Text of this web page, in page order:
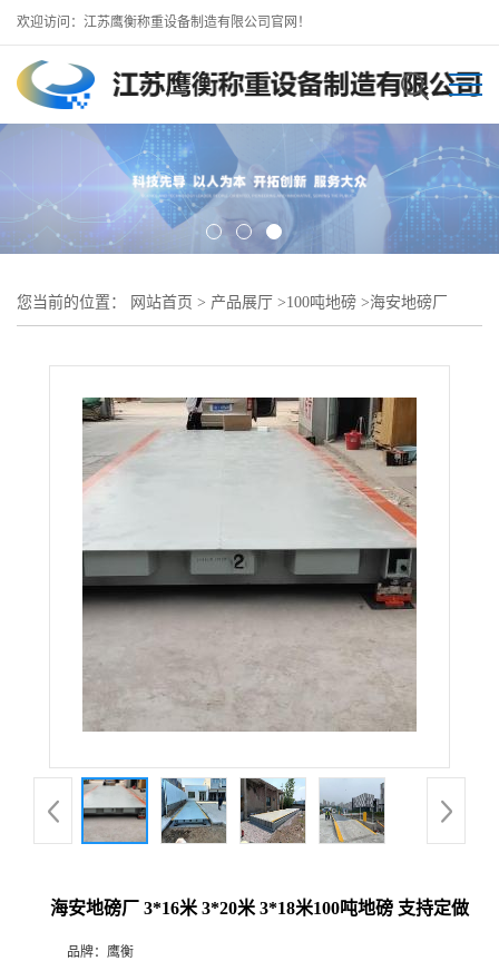
欢迎访问：江苏鹰衡称重设备制造有限公司官网！
您当前的位置： 网站首页 > 产品展厅 >100吨地磅 >海安地磅厂
海安地磅厂 3*16米 3*20米 3*18米100吨地磅 支持定做
品牌： 鹰衡